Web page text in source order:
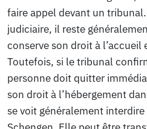
faire appel devant un
judiciaire, il reste
conserve son droit à l’accueil
Toutefois, si le tribunal
personne doit quitter
son droit à l’hébergement
se voit généralement interdire